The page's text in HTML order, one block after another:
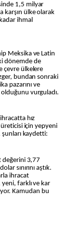
1,5 milyar
karşın ülke olarak
ihmal
Meksika ve Latin
dönemde de
çevre ülkelere
bundan sonraki
pazarını ve
vurguladı.
hız
için yepyeni
kaydetti:
değerini 3,77
sınırını aştık.
ihracat
farklı ve kar
Kamudan bu